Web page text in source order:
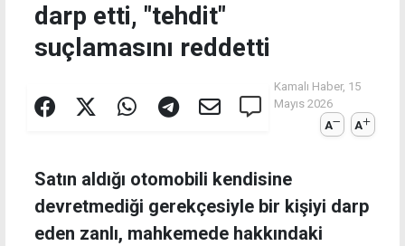
darp etti, "tehdit"
suçlamasını reddetti
Kamalı Haber, 15
Mayıs 2026
A
A
Satın aldığı otomobili kendisine
devretmediği gerekçesiyle bir kişiyi darp
eden zanlı, mahkemede hakkındaki